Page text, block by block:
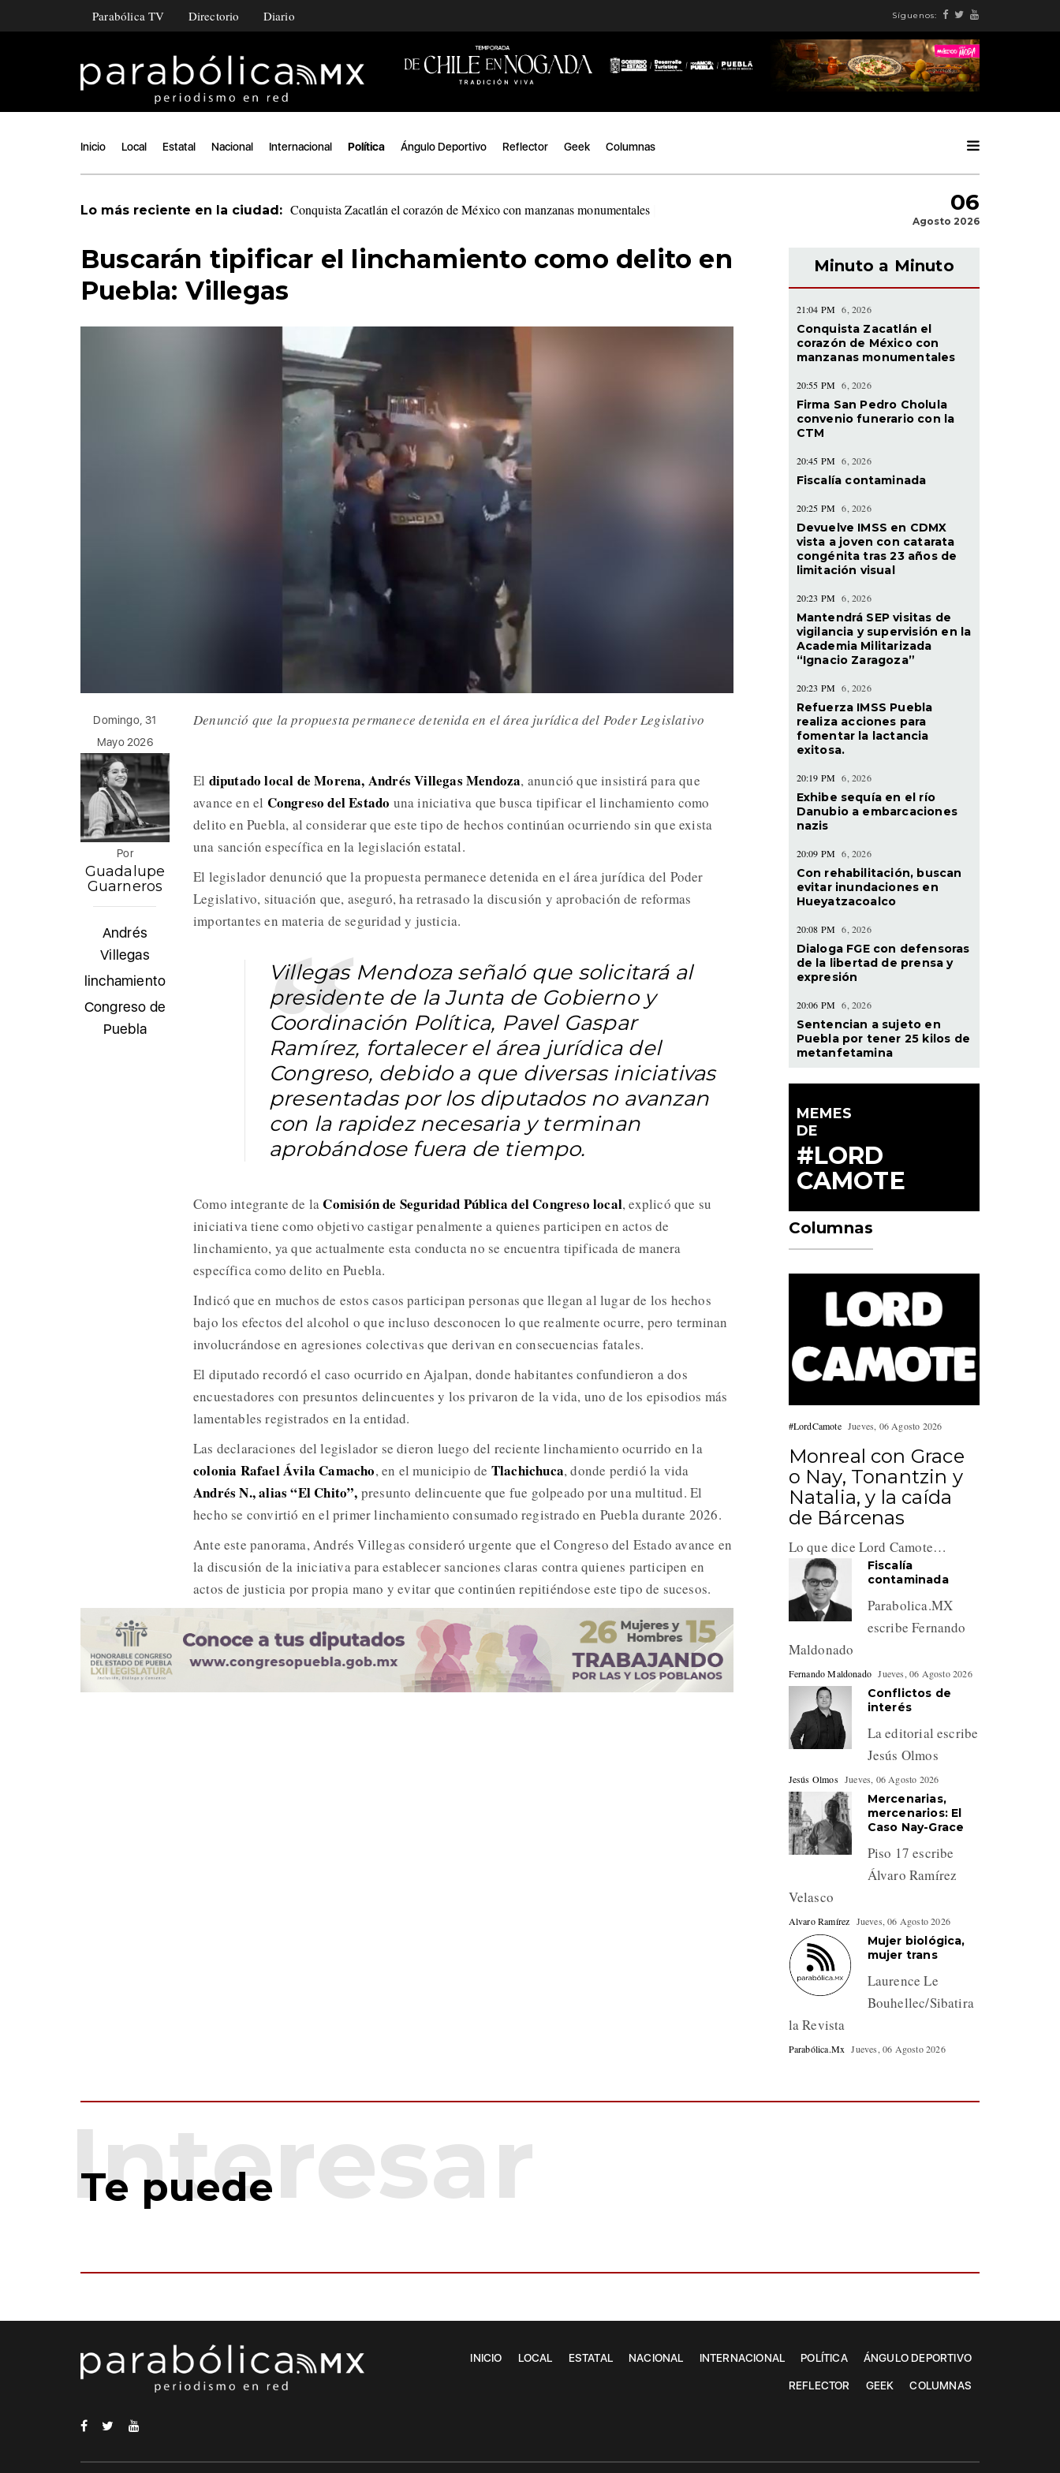
Parabólica TV Directorio Diario Síguenos:
Inicio Local Estatal Nacional Internacional Política Ángulo Deportivo Reflector Geek Columnas
Lo más reciente en la ciudad: Conquista Zacatlán el corazón de México con manzanas monumentales 06
Agosto 2026
Buscarán tipificar el linchamiento como delito en
Puebla: Villegas
Domingo, 31
Mayo 2026
Por
Guadalupe
Guarneros
Andrés
Villegas
linchamiento
Congreso de
Puebla
Denunció que la propuesta permanece detenida en el área jurídica del Poder Legislativo
El diputado local de Morena, Andrés Villegas Mendoza, anunció que insistirá para que
avance en el Congreso del Estado una iniciativa que busca tipificar el linchamiento como
delito en Puebla, al considerar que este tipo de hechos continúan ocurriendo sin que exista
una sanción específica en la legislación estatal.
El legislador denunció que la propuesta permanece detenida en el área jurídica del Poder
Legislativo, situación que, aseguró, ha retrasado la discusión y aprobación de reformas
importantes en materia de seguridad y justicia.
Villegas Mendoza señaló que solicitará al
presidente de la Junta de Gobierno y
Coordinación Política, Pavel Gaspar
Ramírez, fortalecer el área jurídica del
Congreso, debido a que diversas iniciativas
presentadas por los diputados no avanzan
con la rapidez necesaria y terminan
aprobándose fuera de tiempo.
Como integrante de laComisión de Seguridad Pública del Congreso local, explicó que su
iniciativa tiene como objetivo castigar penalmente a quienes participen en actos de
linchamiento, ya que actualmente esta conducta no se encuentra tipificada de manera
específica como delito en Puebla.
Indicó que en muchos de estos casos participan personas que llegan al lugar de los hechos
bajo los efectos del alcohol o que incluso desconocen lo que realmente ocurre, pero terminan
involucrándose en agresiones colectivas que derivan en consecuencias fatales.
El diputado recordó el caso ocurrido en Ajalpan, donde habitantes confundieron a dos
encuestadores con presuntos delincuentes y los privaron de la vida, uno de los episodios más
lamentables registrados en la entidad.
Las declaraciones del legislador se dieron luego del reciente linchamiento ocurrido en la
colonia Rafael Ávila Camacho, en el municipio de Tlachichuca, donde perdió la vida
Andrés N., alias “El Chito”, presunto delincuente que fue golpeado por una multitud. El
hecho se convirtió en el primer linchamiento consumado registrado en Puebla durante 2026.
Ante este panorama, Andrés Villegas consideró urgente que el Congreso del Estado avance en
la discusión de la iniciativa para establecer sanciones claras contra quienes participen en
actos de justicia por propia mano y evitar que continúen repitiéndose este tipo de sucesos.
Minuto a Minuto
21:04 PM 6, 2026
Conquista Zacatlán el
corazón de México con
manzanas monumentales
20:55 PM 6, 2026
Firma San Pedro Cholula
convenio funerario con la
CTM
20:45 PM 6, 2026
Fiscalía contaminada
20:25 PM 6, 2026
Devuelve IMSS en CDMX
vista a joven con catarata
congénita tras 23 años de
limitación visual
20:23 PM 6, 2026
Mantendrá SEP visitas de
vigilancia y supervisión en la
Academia Militarizada
“Ignacio Zaragoza”
20:23 PM 6, 2026
Refuerza IMSS Puebla
realiza acciones para
fomentar la lactancia
exitosa.
20:19 PM 6, 2026
Exhibe sequía en el río
Danubio a embarcaciones
nazis
20:09 PM 6, 2026
Con rehabilitación, buscan
evitar inundaciones en
Hueyatzacoalco
20:08 PM 6, 2026
Dialoga FGE con defensoras
de la libertad de prensa y
expresión
20:06 PM 6, 2026
Sentencian a sujeto en
Puebla por tener 25 kilos de
metanfetamina
MEMES
DE
#LORD
CAMOTE
Columnas
#LordCamote Jueves, 06 Agosto 2026
Monreal con Grace
o Nay, Tonantzin y
Natalia, y la caída
de Bárcenas
Lo que dice Lord Camote…
Fiscalía
contaminada
Parabolica.MX
escribe Fernando
Maldonado
Fernando Maldonado Jueves, 06 Agosto 2026
Conflictos de
interés
La editorial escribe
Jesús Olmos
Jesús Olmos Jueves, 06 Agosto 2026
Mercenarias,
mercenarios: El
Caso Nay-Grace
Piso 17 escribe
Álvaro Ramírez
Velasco
Alvaro Ramírez Jueves, 06 Agosto 2026
Mujer biológica,
mujer trans
Laurence Le
Bouhellec/Sibatira
la Revista
Parabólica.Mx Jueves, 06 Agosto 2026
Te puede
INICIO LOCAL ESTATAL NACIONAL INTERNACIONAL POLÍTICA ÁNGULO DEPORTIVO
REFLECTOR GEEK COLUMNAS